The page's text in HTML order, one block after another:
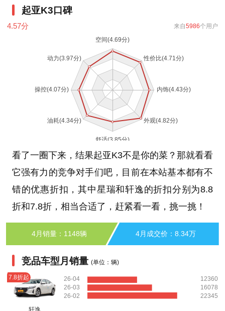
起亚K3口碑
4.57分 来自5986个用户
看了一圈下来，结果起亚K3不是你的菜？那就看看
它强有力的竞争对手们吧，目前在本站基本都有不
错的优惠折扣，其中星瑞和轩逸的折扣分别为8.8
折和7.8折，相当合适了，赶紧看一看，挑一挑！
4月销量：1148辆 4月成交价：8.34万
竞品车型月销量 (单位：辆)
7.8折起
26-04
26-03
26-02
12360
16078
22345